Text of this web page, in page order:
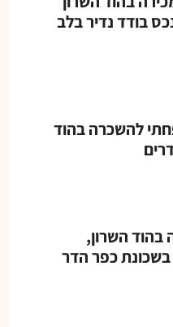
בודד נדיר בלב
להשכרה בהוד
השרון,
כפר הדר